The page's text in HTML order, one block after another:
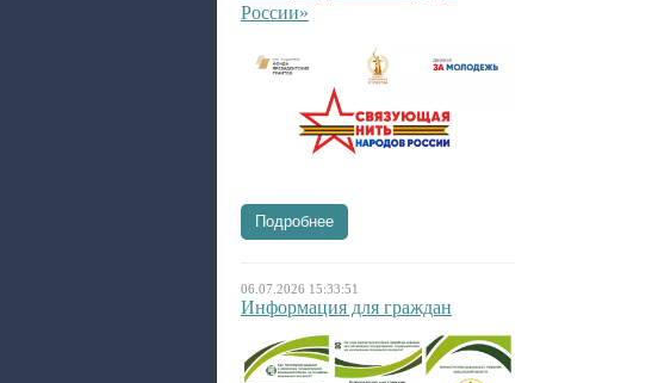
России»
Подробнее
06.07.2026 15:33:51
Информация для граждан